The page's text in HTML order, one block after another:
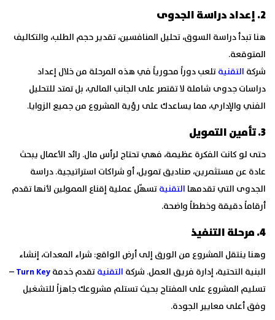
2. إعداد دراسة الجدوى
هنا تبدأ دراسة السوق، تحليل المنافسين، تقدير حجم الطلب، والتكاليف
المتوقعة.
شركة التقنيةتلعب دوراً محورياً في هذه المرحلة من خلال إعداد
دراسات جدوى شاملة لا تقتصر على الجانب المالي، بل تمتد للتحليل
الفني والإداري، مما يساعدك على رؤية المشروع من جميع الزوايا.
3. تأمين التمويل
حتى لو كانت الفكرة عظيمة، فهي تحتاج لرأس مال. رائد الأعمال يبحث
عادة عن مستثمرين، صناديق تمويل، أو شراكات استراتيجية. دراسة
الجدوى التي تقدمها التقنيةتسهّل عملية إقناع الممولين لأنها تقدم
أرقاماً دقيقة وخططاً واضحة.
4. مرحلة التنفيذ
وهنا ينتقل المشروع من الورق إلى أرض الواقع: شراء المعدات، إنشاء
البنية التحتية، إدارة فريق العمل. شركة التقنيةتقدم خدمةTurn Key
–
تسليم المشروع على المفتاح بحيث تستلم مشروعك جاهزاً للتشغيل
وفق أعلى معايير الجودة.